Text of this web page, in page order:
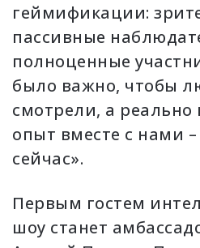
геймификации:
пассивные
полноценные
было важно, чтобы
смотрели, а
опыт вместе с нами
сейчас».
Первым гостем
шоу станет